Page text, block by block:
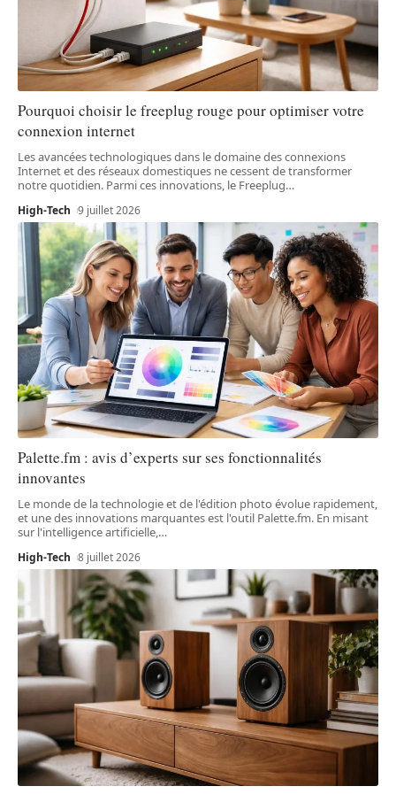
Pourquoi choisir le freeplug rouge pour optimiser votre
connexion internet
Les avancées technologiques dans le domaine des connexions
Internet et des réseaux domestiques ne cessent de transformer
notre quotidien. Parmi ces innovations, le Freeplug…
High-Tech 9 juillet 2026
Palette.fm : avis d’experts sur ses fonctionnalités
innovantes
Le monde de la technologie et de l'édition photo évolue rapidement,
et une des innovations marquantes est l'outil Palette.fm. En misant
sur l'intelligence artificielle,…
High-Tech 8 juillet 2026